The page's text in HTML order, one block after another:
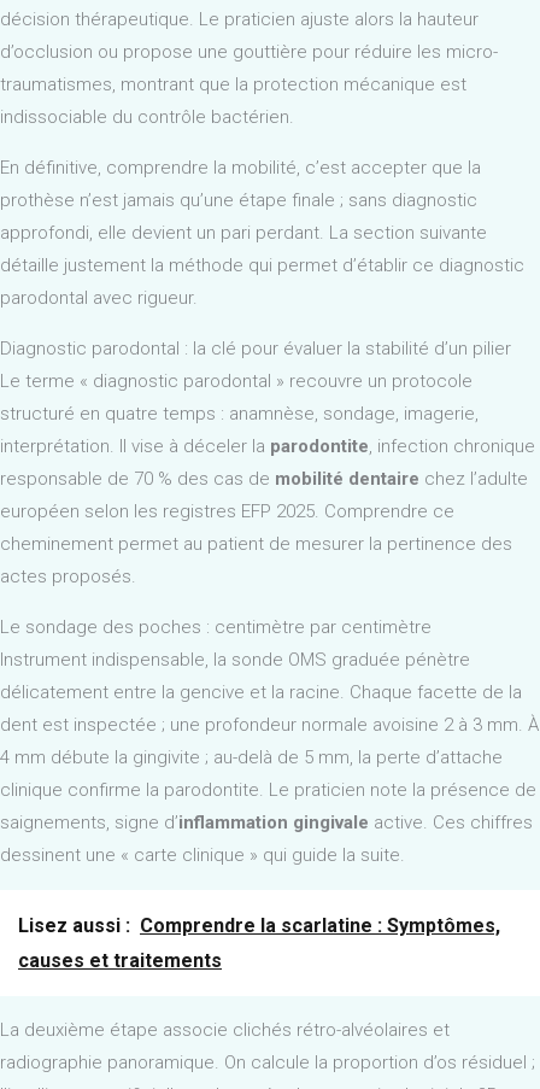
décision thérapeutique. Le praticien ajuste alors la hauteur
d’occlusion ou propose une gouttière pour réduire les micro-
traumatismes, montrant que la protection mécanique est
indissociable du contrôle bactérien.
En définitive, comprendre la mobilité, c’est accepter que la
prothèse n’est jamais qu’une étape finale ; sans diagnostic
approfondi, elle devient un pari perdant. La section suivante
détaille justement la méthode qui permet d’établir ce diagnostic
parodontal avec rigueur.
Diagnostic parodontal : la clé pour évaluer la stabilité d’un pilier
Le terme « diagnostic parodontal » recouvre un protocole
structuré en quatre temps : anamnèse, sondage, imagerie,
interprétation. Il vise à déceler la parodontite, infection chronique
responsable de 70 % des cas de mobilité dentaire chez l’adulte
européen selon les registres EFP 2025. Comprendre ce
cheminement permet au patient de mesurer la pertinence des
actes proposés.
Le sondage des poches : centimètre par centimètre
Instrument indispensable, la sonde OMS graduée pénètre
délicatement entre la gencive et la racine. Chaque facette de la
dent est inspectée ; une profondeur normale avoisine 2 à 3 mm. À
4 mm débute la gingivite ; au-delà de 5 mm, la perte d’attache
clinique confirme la parodontite. Le praticien note la présence de
saignements, signe d’inflammation gingivale active. Ces chiffres
dessinent une « carte clinique » qui guide la suite.
Lisez aussi : Comprendre la scarlatine : Symptômes,
causes et traitements
La deuxième étape associe clichés rétro-alvéolaires et
radiographie panoramique. On calcule la proportion d’os résiduel ;